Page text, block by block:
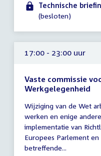
18:00
Technische
(besloten)
17:00 - 23:00 uur
Vaste commissie
Werkgelegenheid
vergadering
17:00
-
23:00
uur
Wijziging van de Wet
werken en enige
implementatie van
Europees Parlement
betreffende...